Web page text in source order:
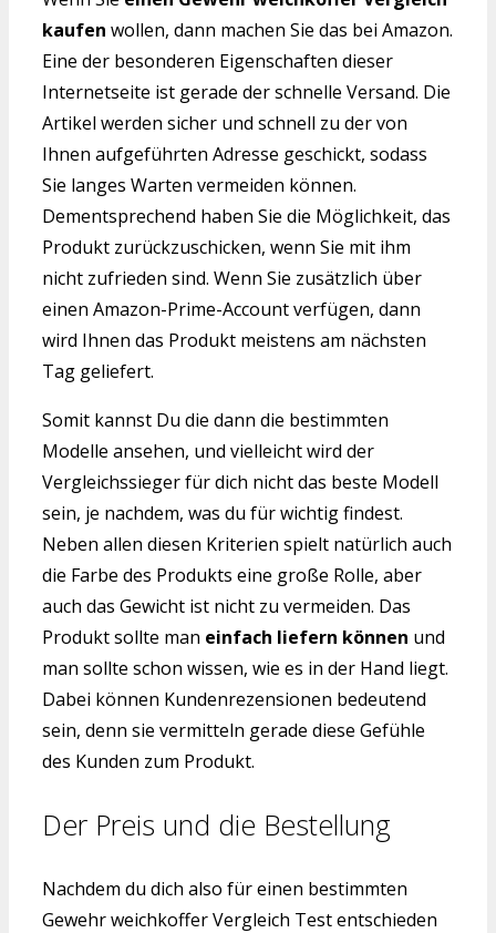
kaufen wollen, dann machen Sie das bei Amazon.
Eine der besonderen Eigenschaften dieser
Internetseite ist gerade der schnelle Versand. Die
Artikel werden sicher und schnell zu der von
Ihnen aufgeführten Adresse geschickt, sodass
Sie langes Warten vermeiden können.
Dementsprechend haben Sie die Möglichkeit, das
Produkt zurückzuschicken, wenn Sie mit ihm
nicht zufrieden sind. Wenn Sie zusätzlich über
einen Amazon-Prime-Account verfügen, dann
wird Ihnen das Produkt meistens am nächsten
Tag geliefert.
Somit kannst Du die dann die bestimmten
Modelle ansehen, und vielleicht wird der
Vergleichssieger für dich nicht das beste Modell
sein, je nachdem, was du für wichtig findest.
Neben allen diesen Kriterien spielt natürlich auch
die Farbe des Produkts eine große Rolle, aber
auch das Gewicht ist nicht zu vermeiden. Das
Produkt sollte man einfach liefern können und
man sollte schon wissen, wie es in der Hand liegt.
Dabei können Kundenrezensionen bedeutend
sein, denn sie vermitteln gerade diese Gefühle
des Kunden zum Produkt.
Der Preis und die Bestellung
Nachdem du dich also für einen bestimmten
Gewehr weichkoffer Vergleich Test entschieden